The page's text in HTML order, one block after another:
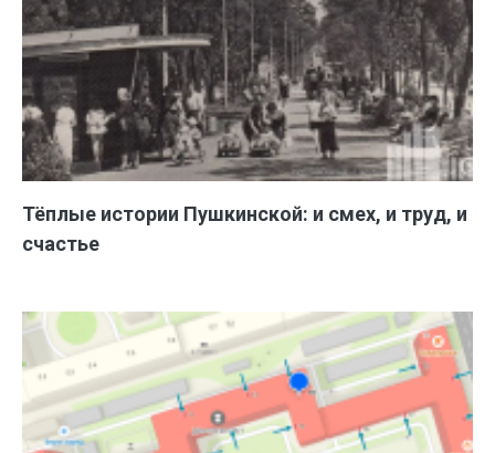
Тёплые истории Пушкинской: и смех, и труд, и
счастье